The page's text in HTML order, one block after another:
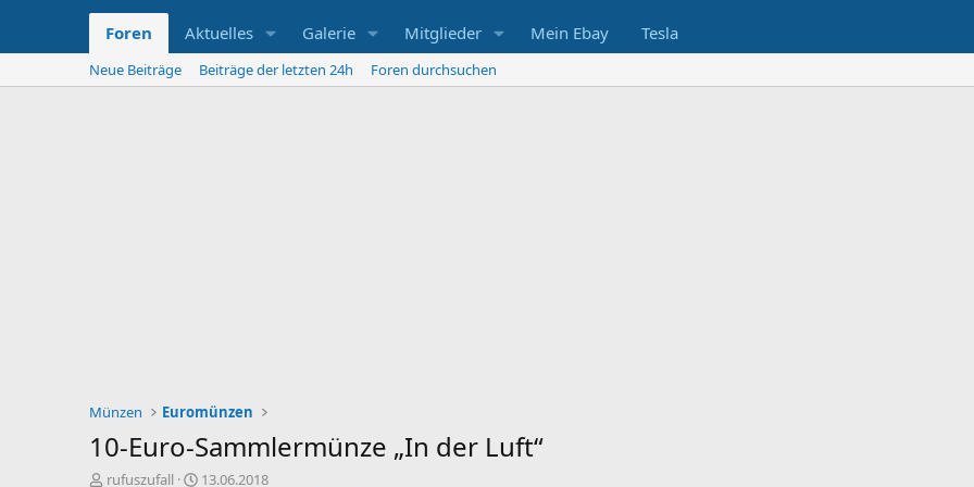
Foren Aktuelles Galerie Mitglieder Mein Ebay Tesla
Neue Beiträge Beiträge der letzten 24h Foren durchsuchen
Münzen Euromünzen
10-Euro-Sammlermünze „In der Luft“
Erufuszufall
E13.06.2018